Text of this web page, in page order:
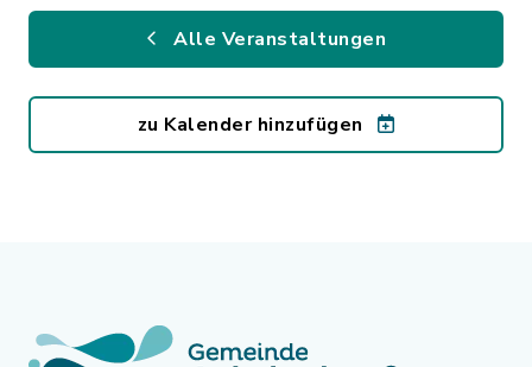
Alle Veranstaltungen
zu Kalender hinzufügen